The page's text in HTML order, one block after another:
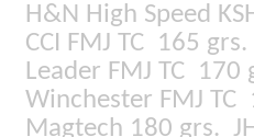
H&N High Speed
CCI FMJ TC 165
Leader FMJ TC
Winchester FMJ
Magtech 180 grs.